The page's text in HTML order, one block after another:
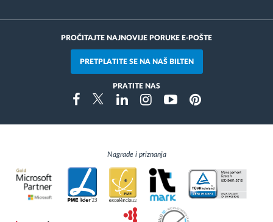
PROČITAJTE NAJNOVIJE PORUKE E-POŠTE
PRETPLATITE SE NA NAŠ BILTEN
PRATITE NAS
FacebookTwitterLinkedinInstragramYoutubePinterest
Nagrade i priznanja